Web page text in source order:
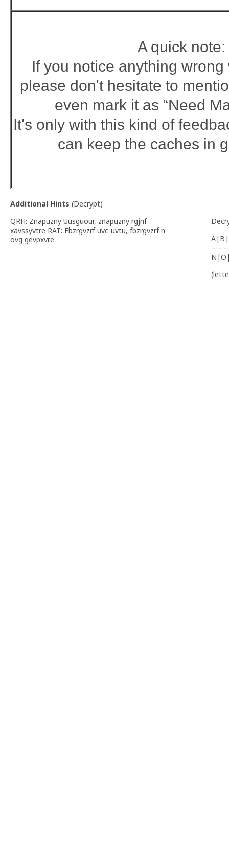
A quick note:
If you notice anything
please don't hesitate to
even mark it as “Need
It's only with this kind of
can keep the caches in
Additional Hints (Decrypt)
QRH: Znapuzny Uüsguöur, znapuzny rgjnf
xavssyvtre RAT: Fbzrgvzrf uvc-uvtu, fbzrgvzrf n
ovg gevpxvre